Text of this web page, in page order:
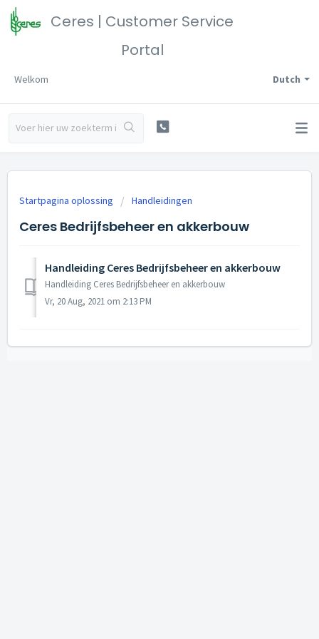
Ceres | Customer Service
Portal
Dutch
Welkom
Startpagina oplossing Handleidingen
Ceres Bedrijfsbeheer en akkerbouw
Handleiding Ceres Bedrijfsbeheer en akkerbouw
Handleiding Ceres Bedrijfsbeheer en akkerbouw
Vr, 20 Aug, 2021 om 2:13 PM